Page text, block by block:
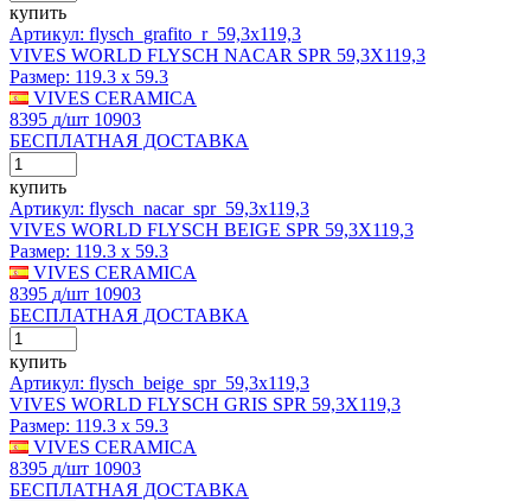
купить
Артикул: flysch_grafito_r_59,3x119,3
VIVES WORLD FLYSCH NACAR SPR 59,3X119,3
Размер: 119.3 x 59.3
VIVES CERAMICA
8395 д/шт 10903
БЕСПЛАТНАЯ ДОСТАВКА
купить
Артикул: flysch_nacar_spr_59,3x119,3
VIVES WORLD FLYSCH BEIGE SPR 59,3X119,3
Размер: 119.3 x 59.3
VIVES CERAMICA
8395 д/шт 10903
БЕСПЛАТНАЯ ДОСТАВКА
купить
Артикул: flysch_beige_spr_59,3x119,3
VIVES WORLD FLYSCH GRIS SPR 59,3X119,3
Размер: 119.3 x 59.3
VIVES CERAMICA
8395 д/шт 10903
БЕСПЛАТНАЯ ДОСТАВКА